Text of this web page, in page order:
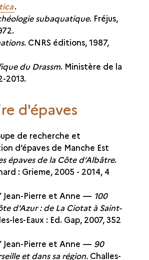
.
subaquatique. Fréjus,
. CNRS éditions, 1987,
du Drassm. Ministère de la
2013.
d'épaves
de recherche et
d’épaves de Manche Est
épaves de la Côte d’Albâtre.
: Grieme, 2005 - 2014, 4
Jean-Pierre et Anne — 100
d'Azur : de La Ciotat à Saint-
les-Eaux : Ed. Gap, 2007, 352
Jean-Pierre et Anne — 90
et dans sa région. Challes-